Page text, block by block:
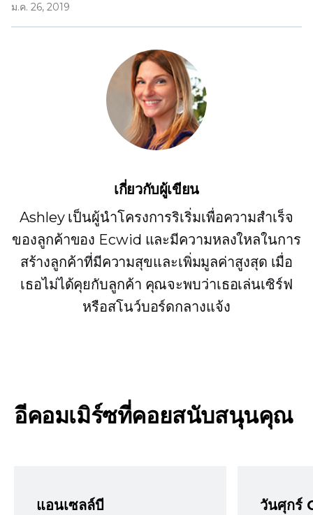
ม.ค. 26, 2019
เกี่ยวกับผู้เขียน
Ashley เป็นผู้นำโครงการริเริ่มเพื่อความสำเร็จ
ของลูกค้าของ Ecwid และมีความหลงใหลในการ
สร้างลูกค้าที่มีความสุขและเพิ่มมูลค่าสูงสุด เมื่อ
เธอไม่ได้คุยกับลูกค้า คุณจะพบว่าเธอเล่นเซิร์ฟ
หรือสโนว์บอร์ดกลางแจ้ง
อีคอมเมิร์ซที่คอยสนับสนุนคุณ
แอนเซลล์บี
วันศุกร์